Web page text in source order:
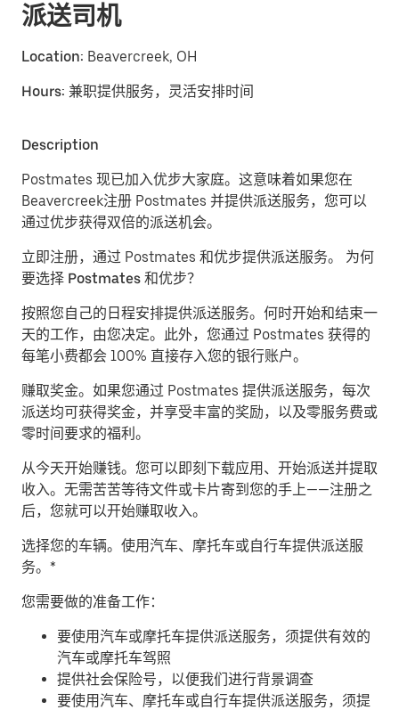
派送司机
Location: Beavercreek, OH
Hours: 兼职提供服务，灵活安排时间
Description
Postmates 现已加入优步大家庭。这意味着如果您在
Beavercreek注册 Postmates 并提供派送服务，您可以
通过优步获得双倍的派送机会。
立即注册，通过 Postmates 和优步提供派送服务。 为何
要选择 Postmates 和优步？
按照您自己的日程安排提供派送服务。 何时开始和结束一
天的工作，由您决定。此外，您通过 Postmates 获得的
每笔小费都会 100% 直接存入您的银行账户。
赚取奖金。 如果您通过 Postmates 提供派送服务，每次
派送均可获得奖金，并享受丰富的奖励，以及零服务费或
零时间要求的福利。
从今天开始赚钱。 您可以即刻下载应用、开始派送并提取
收入。无需苦苦等待文件或卡片寄到您的手上——注册之
后，您就可以开始赚取收入。
​选择您的车辆。使用汽车、摩托车或自行车提供派送服
务。*
您需要做的准备工作：
要使用汽车或摩托车提供派送服务，须提供有效的
汽车或摩托车驾照
提供社会保险号，以便我们进行背景调查
要使用汽车、摩托车或自行车提供派送服务，须提